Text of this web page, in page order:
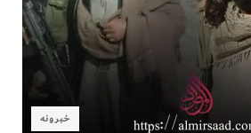
خبرونه